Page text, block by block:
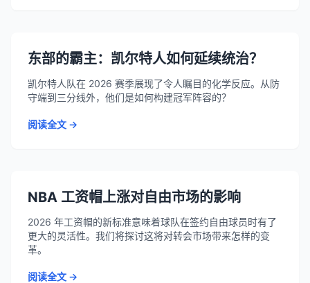
东部的霸主：凯尔特人如何延续统治？
凯尔特人队在 2026 赛季展现了令人瞩目的化学反应。从防
守端到三分线外，他们是如何构建冠军阵容的？
阅读全文 →
NBA 工资帽上涨对自由市场的影响
2026 年工资帽的新标准意味着球队在签约自由球员时有了
更大的灵活性。我们将探讨这将对转会市场带来怎样的变
革。
阅读全文 →